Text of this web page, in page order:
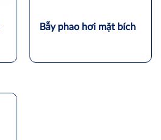
Bẫy phao hơi mặt bích